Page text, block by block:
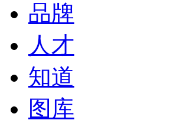
品牌
人才
知道
图库